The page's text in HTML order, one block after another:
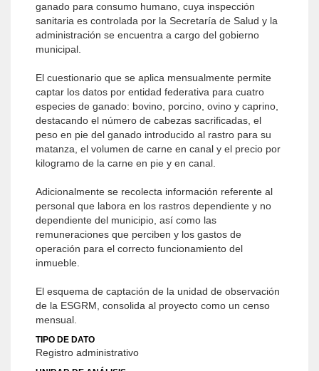
ganado para consumo humano, cuya inspección
sanitaria es controlada por la Secretaría de Salud y la
administración se encuentra a cargo del gobierno
municipal.
El cuestionario que se aplica mensualmente permite
captar los datos por entidad federativa para cuatro
especies de ganado: bovino, porcino, ovino y caprino,
destacando el número de cabezas sacrificadas, el
peso en pie del ganado introducido al rastro para su
matanza, el volumen de carne en canal y el precio por
kilogramo de la carne en pie y en canal.
Adicionalmente se recolecta información referente al
personal que labora en los rastros dependiente y no
dependiente del municipio, así como las
remuneraciones que perciben y los gastos de
operación para el correcto funcionamiento del
inmueble.
El esquema de captación de la unidad de observación
de la ESGRM, consolida al proyecto como un censo
mensual.
TIPO DE DATO
Registro administrativo